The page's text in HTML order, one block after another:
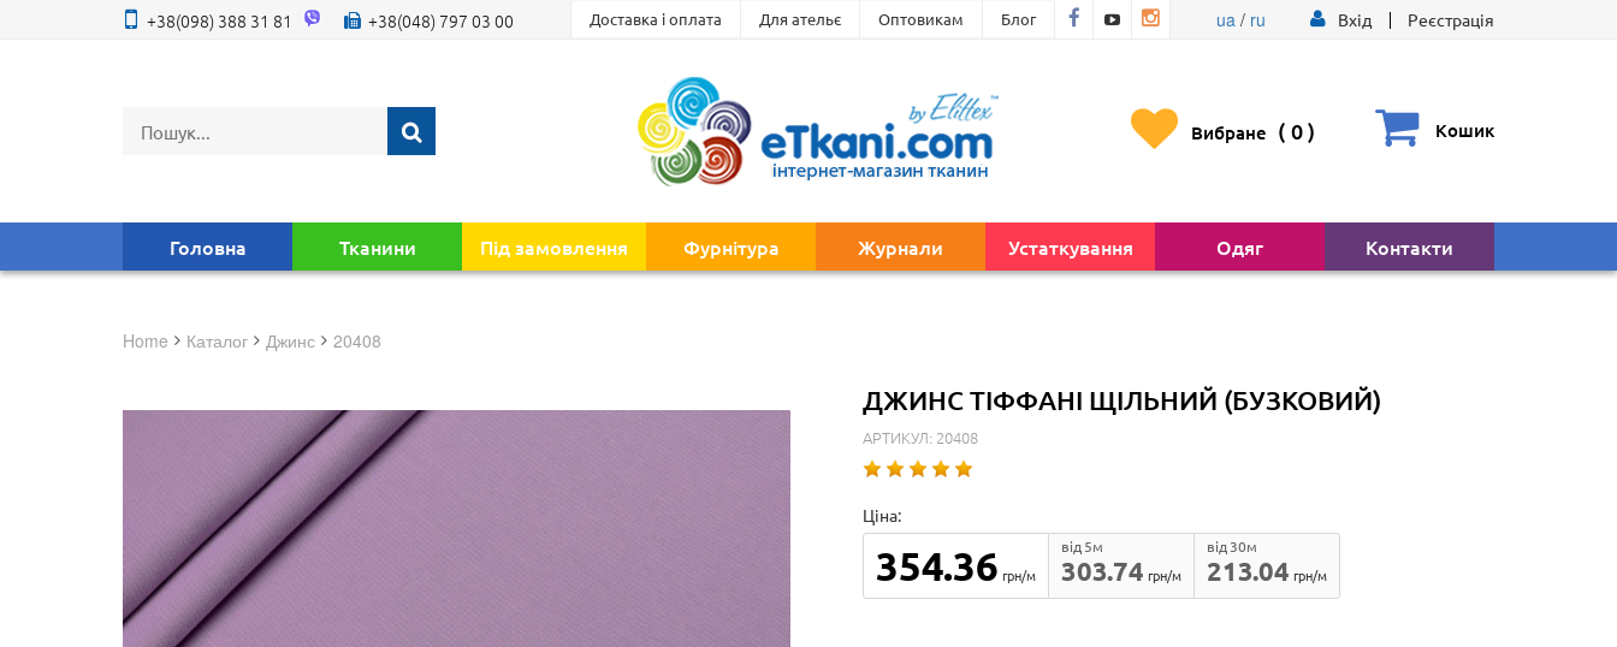
+38(098) 388 31 81 +38(048) 797 03 00 Доставка і оплата Для ательє Оптовикам Блог ua/ ru Вхід Реєстрація
Вибране ( 0) Кошик
Головна Тканини Під замовлення Фурнітура Журнали Устаткування Одяг Контакти
Home Каталог джинс 20408
ДЖИНС ТІФФАНІ ЩІЛЬНИЙ (БУЗКОВИЙ)
АРТИКУЛ: 20408
Ціна:
354.36 грн/м 303.74
від 5м
грн/м
213.04
від 30м
грн/м